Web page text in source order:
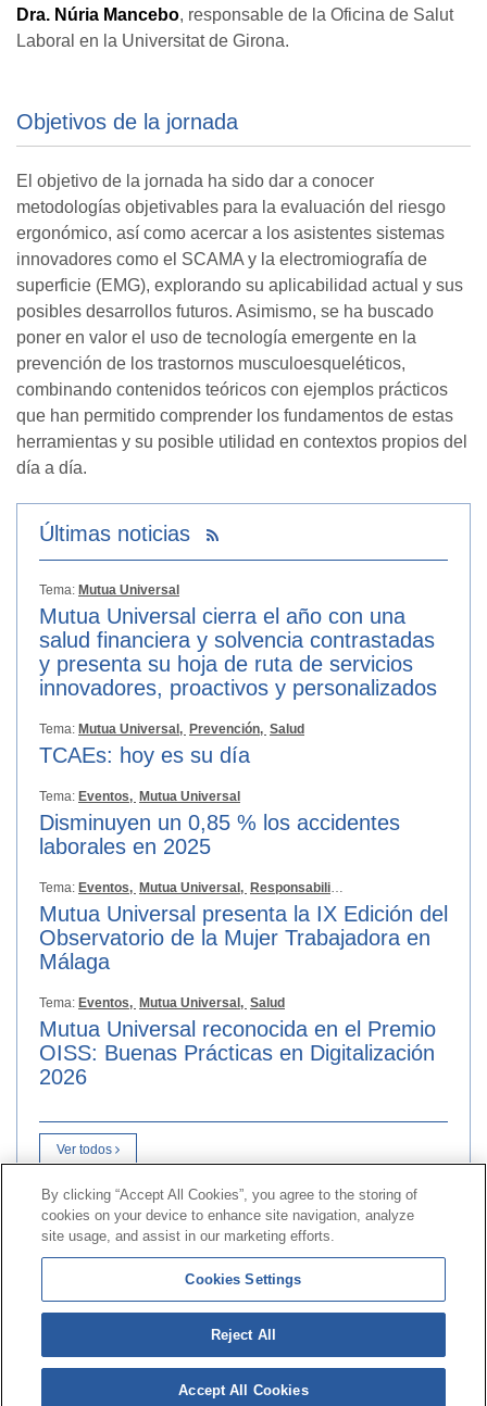
Dra. Núria Mancebo, responsable de la Oficina de Salut
Laboral en la Universitat de Girona.
Objetivos de la jornada
El objetivo de la jornada ha sido dar a conocer
metodologías objetivables para la evaluación del riesgo
ergonómico, así como acercar a los asistentes sistemas
innovadores como el SCAMA y la electromiografía de
superficie (EMG), explorando su aplicabilidad actual y sus
posibles desarrollos futuros. Asimismo, se ha buscado
poner en valor el uso de tecnología emergente en la
prevención de los trastornos musculoesqueléticos,
combinando contenidos teóricos con ejemplos prácticos
que han permitido comprender los fundamentos de estas
herramientas y su posible utilidad en contextos propios del
día a día.
Últimas noticias
Tema: Mutua Universal
Mutua Universal cierra el año con una
salud financiera y solvencia contrastadas
y presenta su hoja de ruta de servicios
innovadores, proactivos y personalizados
Tema: Mutua Universal, Prevención, Salud
TCAEs: hoy es su día
Tema: Eventos, Mutua Universal
Disminuyen un 0,85 % los accidentes
laborales en 2025
Tema: Eventos, Mutua Universal, Responsabilidad Social
Mutua Universal presenta la IX Edición del
Observatorio de la Mujer Trabajadora en
Málaga
Tema: Eventos, Mutua Universal, Salud
Mutua Universal reconocida en el Premio
OISS: Buenas Prácticas en Digitalización
2026
Ver todos
Kontaktua | kontratatzailearenProfila|Erreklamazioak
Lerro Unibertsala 900 203 203|Toki Pribatua Prestazio
berezien Batzordea|Toki Pribatu Hornitzailea Sanitarioa
© 2026ko Universal Mutua| Gunearen mapa
abisua | Datu-babesaren Politika| cookieen Politika
Jarraitu bertan:
By clicking “Accept All Cookies”, you agree to the storing of
cookies on your device to enhance site navigation, analyze
site usage, and assist in our marketing efforts.
Cookies Settings
Reject All
Accept All Cookies